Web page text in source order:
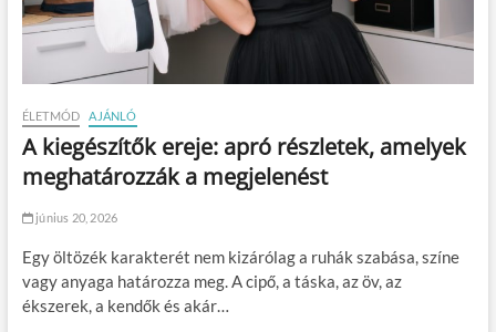
ÉLETMÓD AJÁNLÓ
A kiegészítők ereje: apró részletek, amelyek
meghatározzák a megjelenést
június 20, 2026
Egy öltözék karakterét nem kizárólag a ruhák szabása, színe
vagy anyaga határozza meg. A cipő, a táska, az öv, az
ékszerek, a kendők és akár…